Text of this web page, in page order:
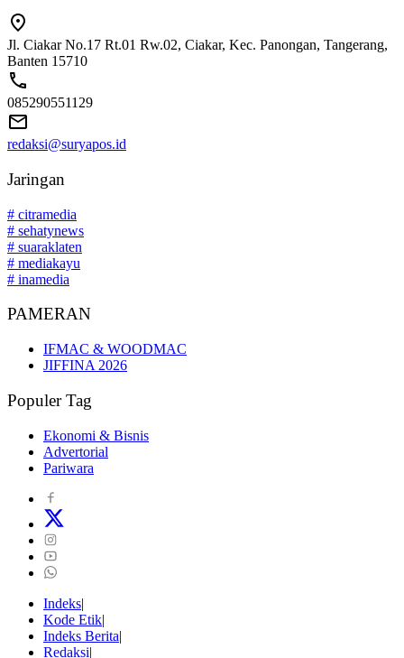
Jl. Ciakar No.17 Rt.01 Rw.02, Ciakar, Kec. Panongan, Tangerang,
Banten 15710
085290551129
redaksi@suryapos.id
Jaringan
# citramedia
# sehatynews
# suaraklaten
# mediakayu
# inamedia
PAMERAN
IFMAC & WOODMAC
JIFFINA 2026
Populer Tag
Ekonomi & Bisnis
Advertorial
Pariwara
Indeks
Kode Etik
Indeks Berita
Redaksi